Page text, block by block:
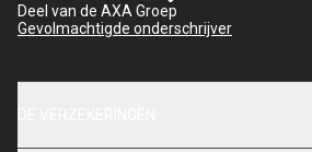
Deel van de AXA Groep
Gevolmachtigde onderschrijver